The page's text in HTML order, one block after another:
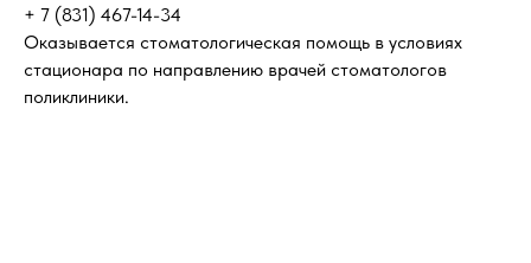
+ 7 (831) 467-14-34
Оказывается стоматологическая помощь в условиях
стационара по направлению врачей стоматологов
поликлиники.